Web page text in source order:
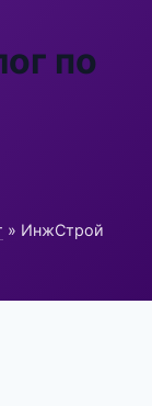
по
» ИнжСтрой